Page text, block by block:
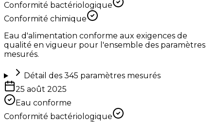
Conformité bactériologique
Conformité chimique
Eau d'alimentation conforme aux exigences de
qualité en vigueur pour l'ensemble des paramètres
mesurés.
Détail des 345 paramètres mesurés
25 août 2025
Eau conforme
Conformité bactériologique